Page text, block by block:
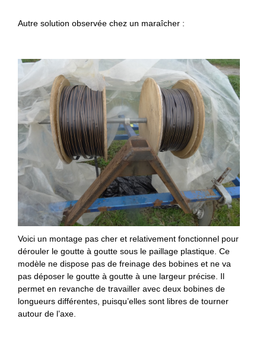
Autre solution observée chez un maraîcher :
Voici un montage pas cher et relativement fonctionnel pour
dérouler le goutte à goutte sous le paillage plastique. Ce
modèle ne dispose pas de freinage des bobines et ne va
pas déposer le goutte à goutte à une largeur précise. Il
permet en revanche de travailler avec deux bobines de
longueurs différentes, puisqu’elles sont libres de tourner
autour de l’axe.